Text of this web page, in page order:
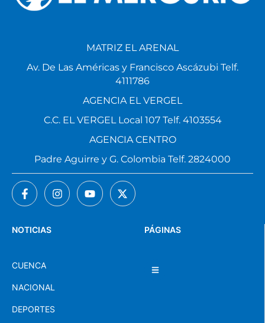
PÁGINAS
NOTICIAS
CUENCA
NACIONAL
DEPORTES
MATRIZ EL ARENAL
Av. De Las Américas y Francisco Ascázubi Telf.
4111786
AGENCIA EL VERGEL
C.C. EL VERGEL Local 107 Telf. 4103554
AGENCIA CENTRO
Padre Aguirre y G. Colombia Telf. 2824000